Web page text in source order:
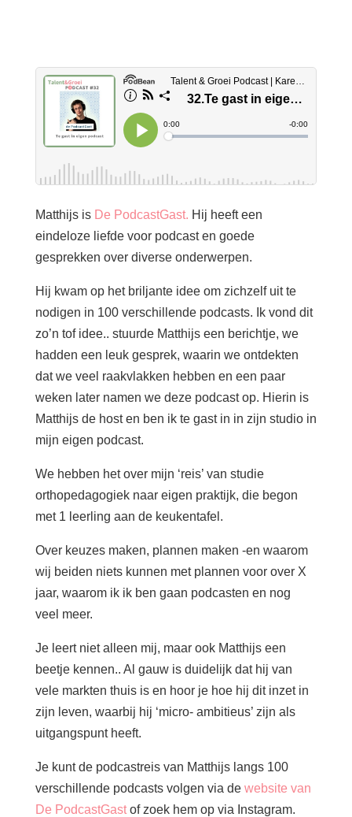
Matthijs is De PodcastGast. Hij heeft een
eindeloze liefde voor podcast en goede
gesprekken over diverse onderwerpen.
Hij kwam op het briljante idee om zichzelf uit te
nodigen in 100 verschillende podcasts. Ik vond dit
zo’n tof idee.. stuurde Matthijs een berichtje, we
hadden een leuk gesprek, waarin we ontdekten
dat we veel raakvlakken hebben en een paar
weken later namen we deze podcast op. Hierin is
Matthijs de host en ben ik te gast in in zijn studio in
mijn eigen podcast.
We hebben het over mijn ‘reis’ van studie
orthopedagogiek naar eigen praktijk, die begon
met 1 leerling aan de keukentafel.
Over keuzes maken, plannen maken -en waarom
wij beiden niets kunnen met plannen voor over X
jaar, waarom ik ik ben gaan podcasten en nog
veel meer.
Je leert niet alleen mij, maar ook Matthijs een
beetje kennen.. Al gauw is duidelijk dat hij van
vele markten thuis is en hoor je hoe hij dit inzet in
zijn leven, waarbij hij ‘micro- ambitieus’ zijn als
uitgangspunt heeft.
Je kunt de podcastreis van Matthijs langs 100
verschillende podcasts volgen via de website van
De PodcastGastof zoek hem op via Instagram.